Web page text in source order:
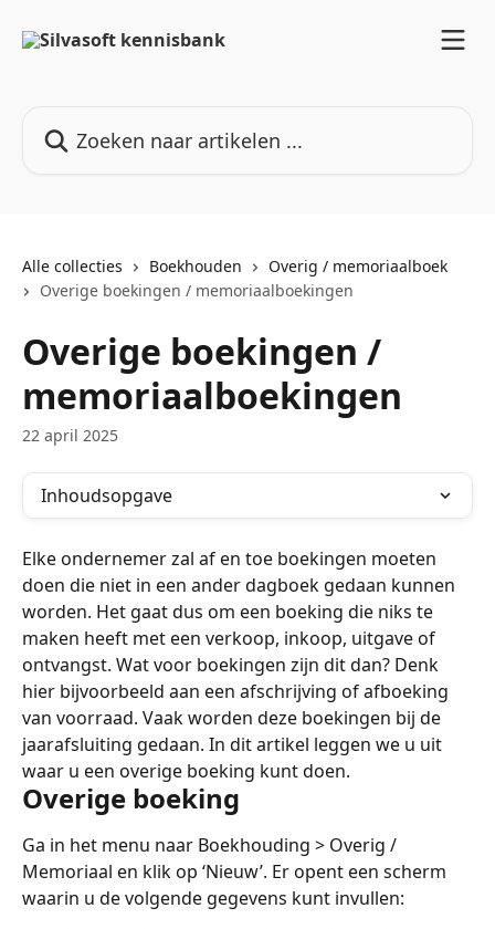
Alle collecties Boekhouden
Overig / memoriaalboek
Overige boekingen / memoriaalboekingen
Overige boekingen /
memoriaalboekingen
22 april 2025
Inhoudsopgave
Elke ondernemer zal af en toe boekingen moeten
doen die niet in een ander dagboek gedaan kunnen
worden. Het gaat dus om een boeking die niks te
maken heeft met een verkoop, inkoop, uitgave of
ontvangst. Wat voor boekingen zijn dit dan? Denk
hier bijvoorbeeld aan een afschrijving of afboeking
van voorraad. Vaak worden deze boekingen bij de
jaarafsluiting gedaan. In dit artikel leggen we u uit
waar u een overige boeking kunt doen.
Overige boeking
Ga in het menu naar Boekhouding > Overig /
Memoriaal en klik op ‘Nieuw’. Er opent een scherm
waarin u de volgende gegevens kunt invullen: